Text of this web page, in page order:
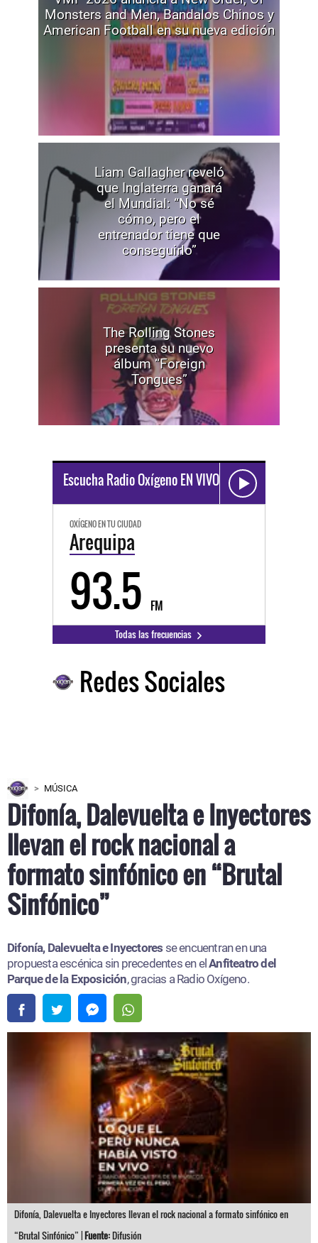
Monsters and Men, Bandalos Chinos y
American Football en su nueva edición
Liam Gallagher reveló
que Inglaterra ganará
el Mundial: “No sé
cómo, pero el
entrenador tiene que
conseguirlo”
The Rolling Stones
presenta su nuevo
álbum “Foreign
Tongues”
Escucha Radio Oxígeno EN VIVO
OXÍGENO EN TU CIUDAD
Arequipa
93.5 FM
Todas las frecuencias
Redes Sociales
MÚSICA
Difonía, Dalevuelta e Inyectores
llevan el rock nacional a
formato sinfónico en “Brutal
Sinfónico”
Difonía, Dalevuelta e Inyectores se encuentran en una
propuesta escénica sin precedentes en elAnfiteatro del
Parque de la Exposición, gracias a Radio Oxígeno.
Difonía, Dalevuelta e Inyectores llevan el rock nacional a formato sinfónico en
“Brutal Sinfónico” |Fuente:Difusión